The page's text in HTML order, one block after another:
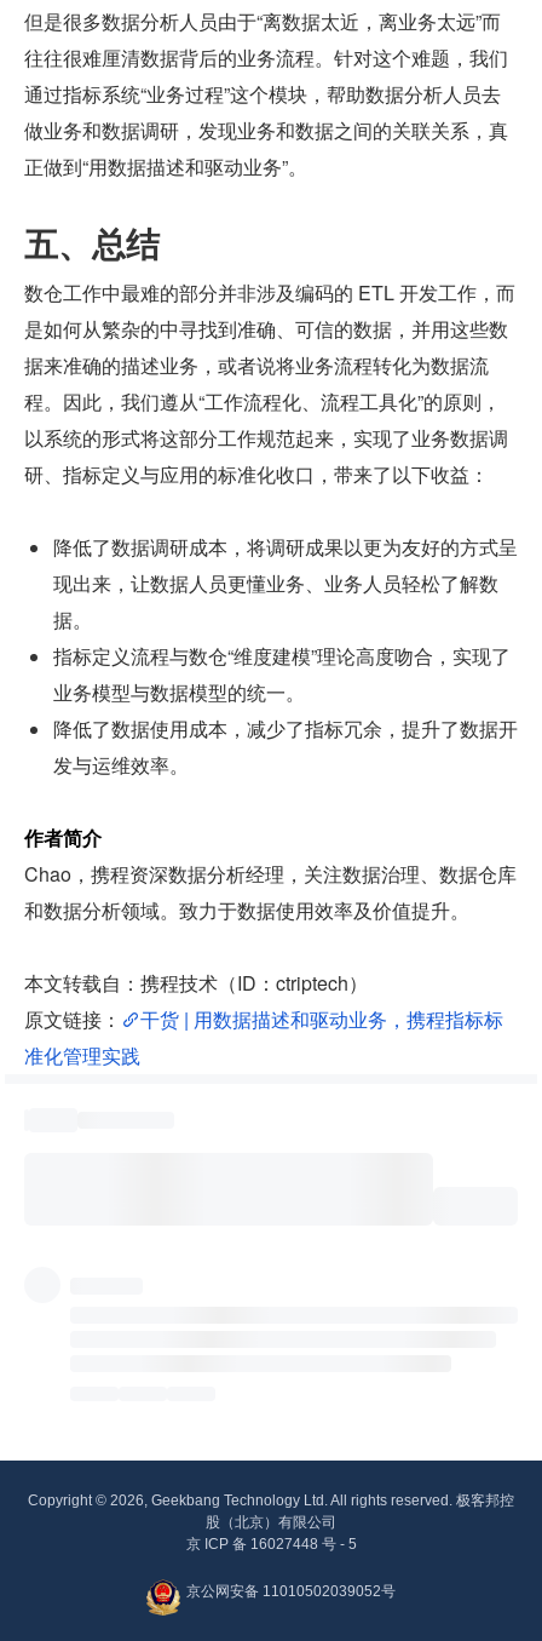
但是很多数据分析人员由于“离数据太近，离业务太远”而
往往很难厘清数据背后的业务流程。针对这个难题，我们
通过指标系统“业务过程”这个模块，帮助数据分析人员去
做业务和数据调研，发现业务和数据之间的关联关系，真
正做到“用数据描述和驱动业务”。
五、总结
数仓工作中最难的部分并非涉及编码的 ETL 开发工作，而
是如何从繁杂的中寻找到准确、可信的数据，并用这些数
据来准确的描述业务，或者说将业务流程转化为数据流
程。因此，我们遵从“工作流程化、流程工具化”的原则，
以系统的形式将这部分工作规范起来，实现了业务数据调
研、指标定义与应用的标准化收口，带来了以下收益：
降低了数据调研成本，将调研成果以更为友好的方式呈
现出来，让数据人员更懂业务、业务人员轻松了解数
据。
指标定义流程与数仓“维度建模”理论高度吻合，实现了
业务模型与数据模型的统一。
降低了数据使用成本，减少了指标冗余，提升了数据开
发与运维效率。
作者简介
Chao，携程资深数据分析经理，关注数据治理、数据仓库
和数据分析领域。致力于数据使用效率及价值提升。
本文转载自：携程技术（ID：ctriptech）
原文链接：
干货 | 用数据描述和驱动业务，携程指标标
准化管理实践
Copyright © 2026, Geekbang Technology Ltd. All rights reserved. 极客邦控
股（北京）有限公司
京 ICP 备 16027448 号 - 5
京公网安备 11010502039052号